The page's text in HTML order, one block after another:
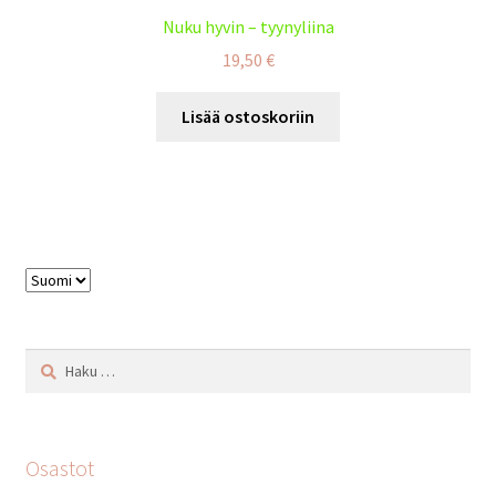
Nuku hyvin – tyynyliina
19,50 €
Lisää ostoskoriin
Valitse
Haku:
Osastot